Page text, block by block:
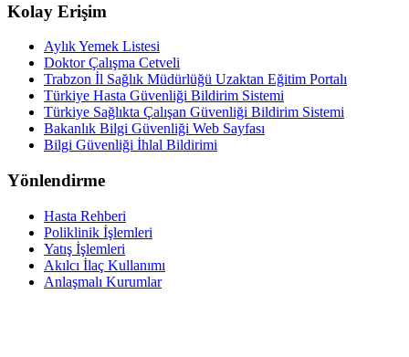
Kolay Erişim
Aylık Yemek Listesi
Doktor Çalışma Cetveli
Trabzon İl Sağlık Müdürlüğü Uzaktan Eğitim Portalı
Türkiye Hasta Güvenliği Bildirim Sistemi
Türkiye Sağlıkta Çalışan Güvenliği Bildirim Sistemi
Bakanlık Bilgi Güvenliği Web Sayfası
Bilgi Güvenliği İhlal Bildirimi
Yönlendirme
Hasta Rehberi
Poliklinik İşlemleri
Yatış İşlemleri
Akılcı İlaç Kullanımı
Anlaşmalı Kurumlar